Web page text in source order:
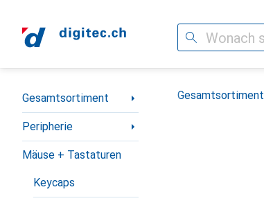
Suche
Navigation nach Kategorien
Gesamtsortiment
Peripherie
Mäuse + Tastaturen
Keycaps
Gesamtsortiment